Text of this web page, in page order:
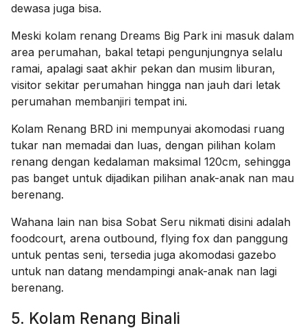
dewasa juga bisa.
Meski kolam renang Dreams Big Park ini masuk dalam
area perumahan, bakal tetapi pengunjungnya selalu
ramai, apalagi saat akhir pekan dan musim liburan,
visitor sekitar perumahan hingga nan jauh dari letak
perumahan membanjiri tempat ini.
Kolam Renang BRD ini mempunyai akomodasi ruang
tukar nan memadai dan luas, dengan pilihan kolam
renang dengan kedalaman maksimal 120cm, sehingga
pas banget untuk dijadikan pilihan anak-anak nan mau
berenang.
Wahana lain nan bisa Sobat Seru nikmati disini adalah
foodcourt, arena outbound, flying fox dan panggung
untuk pentas seni, tersedia juga akomodasi gazebo
untuk nan datang mendampingi anak-anak nan lagi
berenang.
5. Kolam Renang Binali